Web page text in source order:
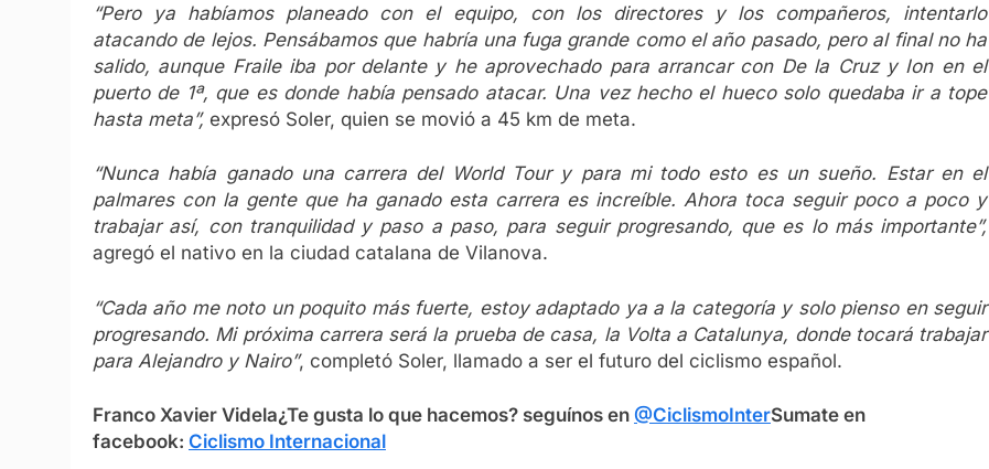
“Pero ya habíamos planeado con el equipo, con los directores y los compañeros, intentarlo
atacando de lejos. Pensábamos que habría una fuga grande como el año pasado, pero al final no ha
salido, aunque Fraile iba por delante y he aprovechado para arrancar con De la Cruz y Ion en el
puerto de 1ª, que es donde había pensado atacar. Una vez hecho el hueco solo quedaba ir a tope
hasta meta”, expresó Soler, quien se movió a 45 km de meta.
“Nunca había ganado una carrera del World Tour y para mi todo esto es un sueño. Estar en el
palmares con la gente que ha ganado esta carrera es increíble. Ahora toca seguir poco a poco y
trabajar así, con tranquilidad y paso a paso, para seguir progresando, que es lo más importante”,
agregó el nativo en la ciudad catalana de Vilanova.
“Cada año me noto un poquito más fuerte, estoy adaptado ya a la categoría y solo pienso en seguir
progresando. Mi próxima carrera será la prueba de casa, la Volta a Catalunya, donde tocará trabajar
para Alejandro y Nairo”, completó Soler, llamado a ser el futuro del ciclismo español.
Franco Xavier Videla¿Te gusta lo que hacemos? seguínos en @CiclismoInterSumate en
facebook: Ciclismo Internacional